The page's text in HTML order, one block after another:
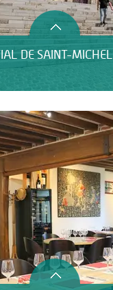
DE SAINT-MICHEL